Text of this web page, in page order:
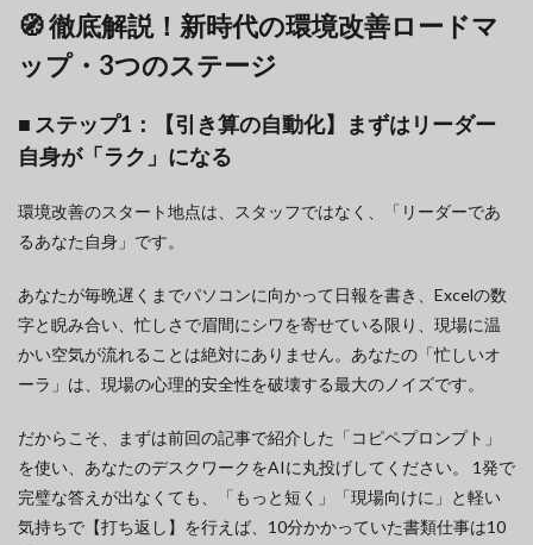
🧭 徹底解説！新時代の環境改善ロードマ
ップ・3つのステージ
■ ステップ1：【引き算の自動化】まずはリーダー
自身が「ラク」になる
環境改善のスタート地点は、スタッフではなく、「リーダーであ
るあなた自身」です。
あなたが毎晩遅くまでパソコンに向かって日報を書き、Excelの数
字と睨み合い、忙しさで眉間にシワを寄せている限り、現場に温
かい空気が流れることは絶対にありません。あなたの「忙しいオ
ーラ」は、現場の心理的安全性を破壊する最大のノイズです。
だからこそ、まずは前回の記事で紹介した「コピペプロンプト」
を使い、あなたのデスクワークをAIに丸投げしてください。 1発で
完璧な答えが出なくても、「もっと短く」「現場向けに」と軽い
気持ちで【打ち返し】を行えば、10分かかっていた書類仕事は10